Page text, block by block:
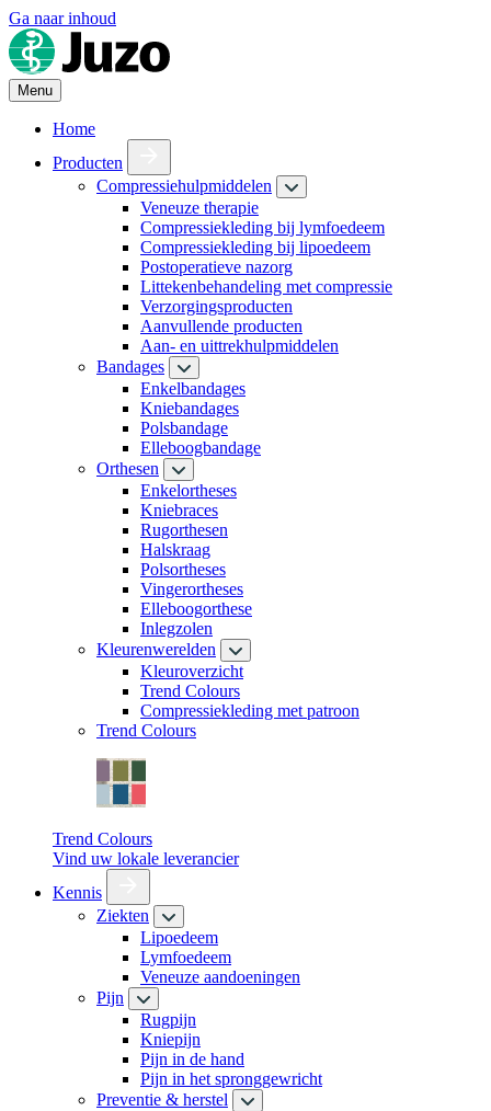
Ga naar inhoud
Menu
Home
Producten
Compressiehulpmiddelen
Veneuze therapie
Compressiekleding bij lymfoedeem
Compressiekleding bij lipoedeem
Postoperatieve nazorg
Littekenbehandeling met compressie
Verzorgingsproducten
Aanvullende producten
Aan- en uittrekhulpmiddelen
Bandages
Enkelbandages
Kniebandages
Polsbandage
Elleboogbandage
Orthesen
Enkelortheses
Kniebraces
Rugorthesen
Halskraag
Polsortheses
Vingerortheses
Elleboogorthese
Inlegzolen
Kleurenwerelden
Kleuroverzicht
Trend Colours
Compressiekleding met patroon
Trend Colours
Trend Colours
Vind uw lokale leverancier
Kennis
Ziekten
Lipoedeem
Lymfoedeem
Veneuze aandoeningen
Pijn
Rugpijn
Kniepijn
Pijn in de hand
Pijn in het spronggewricht
Preventie & herstel